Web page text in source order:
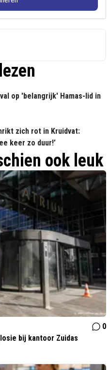
op 'belangrijk' Hamas-lid in
zich rot in Kruidvat:
keer zo duur!’
ook leuk
0
bij kantoor Zuidas